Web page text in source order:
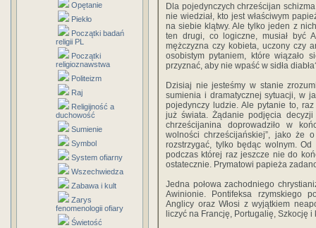
Opętanie
Piekło
Początki badań
religii PL
Początki
religioznawstwa
Politeizm
Raj
Religijność a
duchowość
Sumienie
Symbol
System ofiarny
Wszechwiedza
Zabawa i kult
Zarys
fenomenologii ofiary
Świetość
Dla pojedynczych chrześcijan
nie wiedział, kto jest właściwym
na siebie klątwy. Ale tylko jeden z
ten drugi, co logiczne, musiał być
mężczyzna czy kobieta, uczony czy
osobistym pytaniem, które wiązało
przyznać, aby nie wpaść w sidła
Dzisiaj nie jesteśmy w stanie
sumienia i dramatycznej sytuacji, w
pojedynczy ludzie. Ale pytanie to,
już świata. Żądanie podjęcia
chrześcijanina doprowadziło w
wolności chrześcijańskiej”, jako że
rozstrzygać, tylko będąc wolnym.
podczas której raz jeszcze nie do
ostatecznie. Prymatowi papieża
Jedna połowa zachodniego
Awinionie. Pontifeksa rzymskiego
Anglicy oraz Włosi z wyjątkiem
liczyć na Francję, Portugalię, Szkocję